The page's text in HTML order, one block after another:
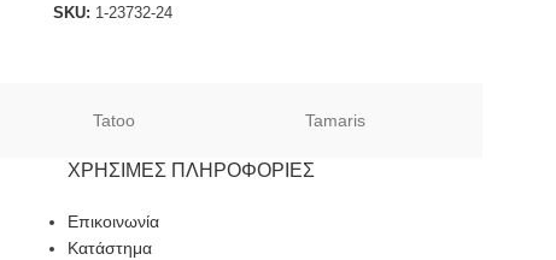
SKU: 1-23732-24
Tatoo Tamaris
ΧΡΉΣΙΜΕΣ ΠΛΗΡΟΦΟΡΊΕΣ
Επικοινωνία
Κατάστημα